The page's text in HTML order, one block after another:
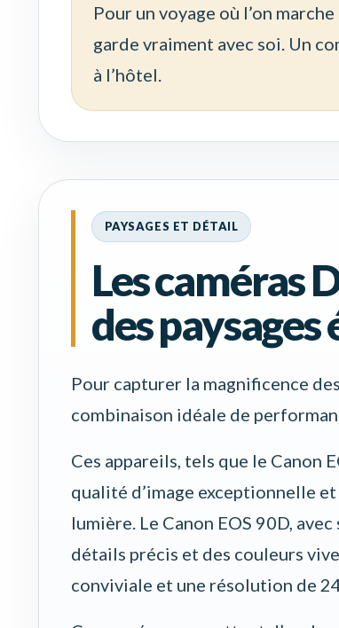
Pour un voyage où l’on
garde vraiment avec soi. Un
à l’hôtel.
PAYSAGES ET DÉTAIL
Les caméras
des
Pour capturer la magnificence
combinaison idéale de
Ces appareils, tels que le Canon
qualité d’image exceptionnelle
lumière. Le Canon EOS 90D,
détails précis et des couleurs
conviviale et une résolution de